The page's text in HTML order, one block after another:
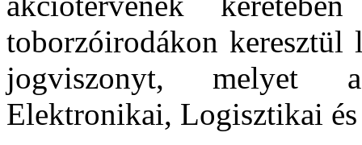
toborzóirodákon
jogviszonyt, melyet
Elektronikai, Logisztikai